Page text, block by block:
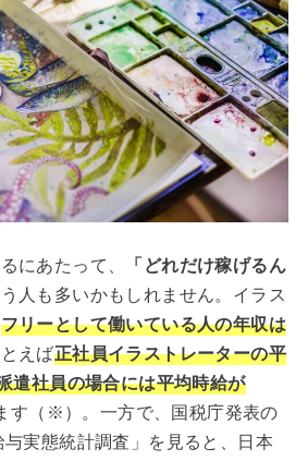
にあたって、
「どれだけ稼げるん
人も多いかもしれません。イラス
フリーとして働いている人の年収は
えば正社員イラストレーターの平
遣社員の場合には平均時給が
す（※）。一方で、国税庁発表の
与実態統計調査」を見ると、日本